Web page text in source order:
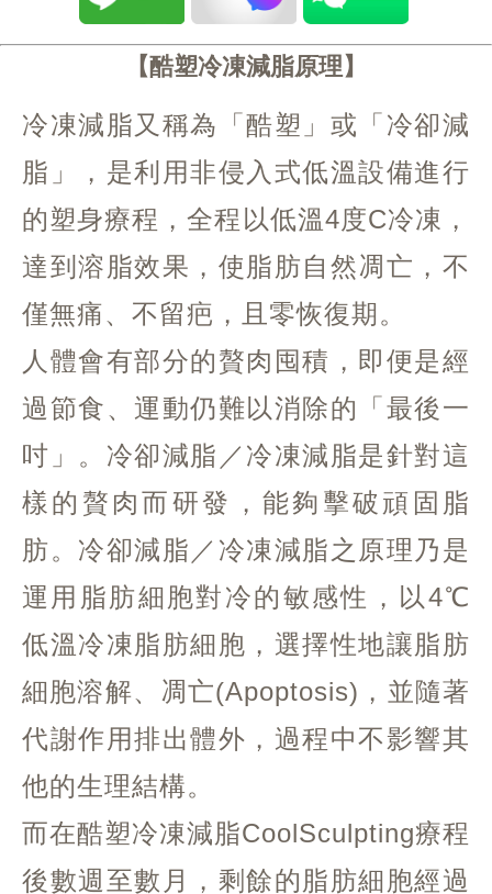
酷塑冷凍減脂原理
冷凍減脂又稱為「酷塑」或「冷卻減
脂」，是利用非侵入式低溫設備進行
的塑身療程，全程以低溫4度C冷凍，
達到溶脂效果，使脂肪自然凋亡，不
僅無痛、不留疤，且零恢復期。
人體會有部分的贅肉囤積，即便是經
過節食、運動仍難以消除的「最後一
吋」。冷卻減脂／冷凍減脂是針對這
樣的贅肉而研發，能夠擊破頑固脂
肪。冷卻減脂／冷凍減脂之原理乃是
運用脂肪細胞對冷的敏感性，以4℃
低溫冷凍脂肪細胞，選擇性地讓脂肪
細胞溶解、凋亡(Apoptosis)，並隨著
代謝作用排出體外，過程中不影響其
他的生理結構。
而在酷塑冷凍減脂CoolSculpting療程
後數週至數月，剩餘的脂肪細胞經過